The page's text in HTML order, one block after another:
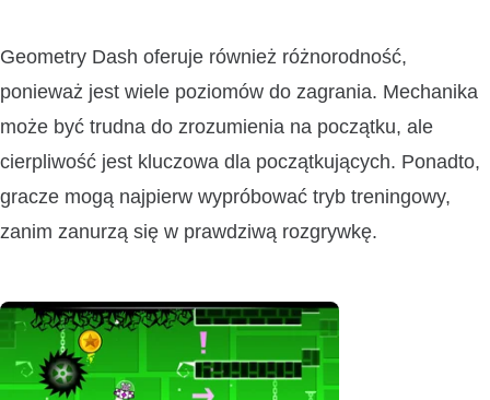
Geometry Dash oferuje również różnorodność,
ponieważ jest wiele poziomów do zagrania. Mechanika
może być trudna do zrozumienia na początku, ale
cierpliwość jest kluczowa dla początkujących. Ponadto,
gracze mogą najpierw wypróbować tryb treningowy,
zanim zanurzą się w prawdziwą rozgrywkę.